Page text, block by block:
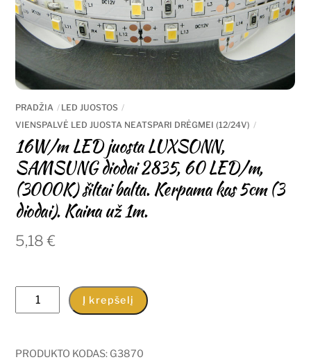
PRADŽIA
LED JUOSTOS
VIENSPALVĖ LED JUOSTA NEATSPARI DRĖGMEI (12/24V)
16W/m LED juosta LUXSONN,
SAMSUNG diodai 2835, 60 LED/m,
(3000K) šiltai balta. Kerpama kas 5cm (3
diodai). Kaina už 1m.
5,18€
produkto
kiekis:
LED
Į krepšelį
PRODUKTO KODAS: G3870